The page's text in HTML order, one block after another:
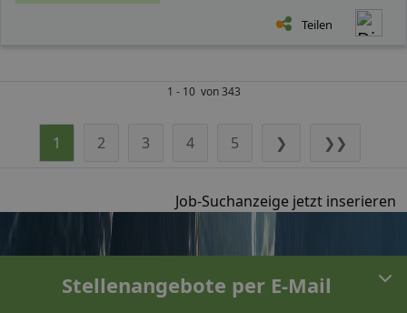
Teilen
1 - 10 von 343
1 2 3 4 5 ❯ ❯❯
Job-Suchanzeige jetzt inserieren
Stellenangebote per E-Mail